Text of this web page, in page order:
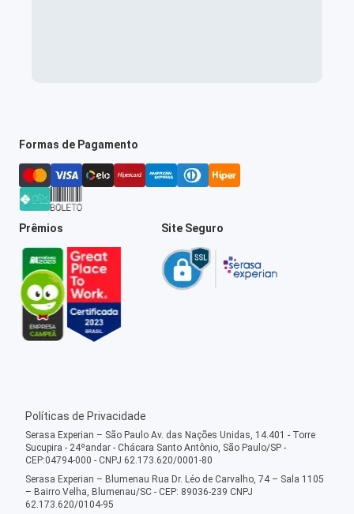
Formas de Pagamento
Prêmios Site Seguro
Políticas de Privacidade
Serasa Experian – São Paulo Av. das Nações Unidas, 14.401 - Torre
Sucupira - 24ºandar - Chácara Santo Antônio, São Paulo/SP -
CEP:04794-000 - CNPJ 62.173.620/0001-80
Serasa Experian – Blumenau Rua Dr. Léo de Carvalho, 74 – Sala 1105
– Bairro Velha, Blumenau/SC - CEP: 89036-239 CNPJ
62.173.620/0104-95